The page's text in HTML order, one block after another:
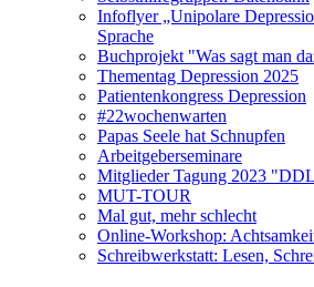
Infoflyer „Unipolare
Sprache
Buchprojekt "Was sagt man
Thementag Depression 2025
Patientenkongress Depression
#22wochenwarten
Papas Seele hat Schnupfen
Arbeitgeberseminare
Mitglieder Tagung 2023
MUT-TOUR
Mal gut, mehr schlecht
Online-Workshop:
Schreibwerkstatt: Lesen,